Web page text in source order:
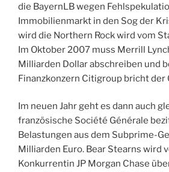
die BayernLB wegen
Immobilienmarkt in den Sog der
wird die Northern Rock wird vom
Im Oktober 2007 muss Merrill
Milliarden Dollar abschreiben und
Finanzkonzern Citigroup bricht der
Im neuen Jahr geht es dann auch
französische Société Générale
Belastungen aus dem Subprime-
Milliarden Euro. Bear Stearns wird
Konkurrentin JP Morgan Chase